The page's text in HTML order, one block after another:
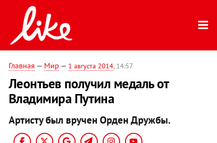
Главная — Мир — 1 августа 2014, 14:57
Леонтьев получил медаль от
Владимира Путина
Артисту был вручен Орден Дружбы.